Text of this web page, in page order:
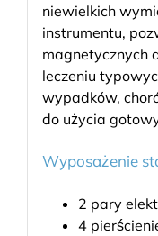
niewielkich
instrumentu,
magnetycznych
leczeniu
wypadków,
do użycia
Wyposażenie
2 pary
4